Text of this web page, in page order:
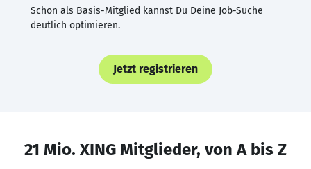
Schon als Basis-Mitglied kannst Du Deine Job-Suche
deutlich optimieren.
Jetzt registrieren
21 Mio. XING Mitglieder, von A bis Z